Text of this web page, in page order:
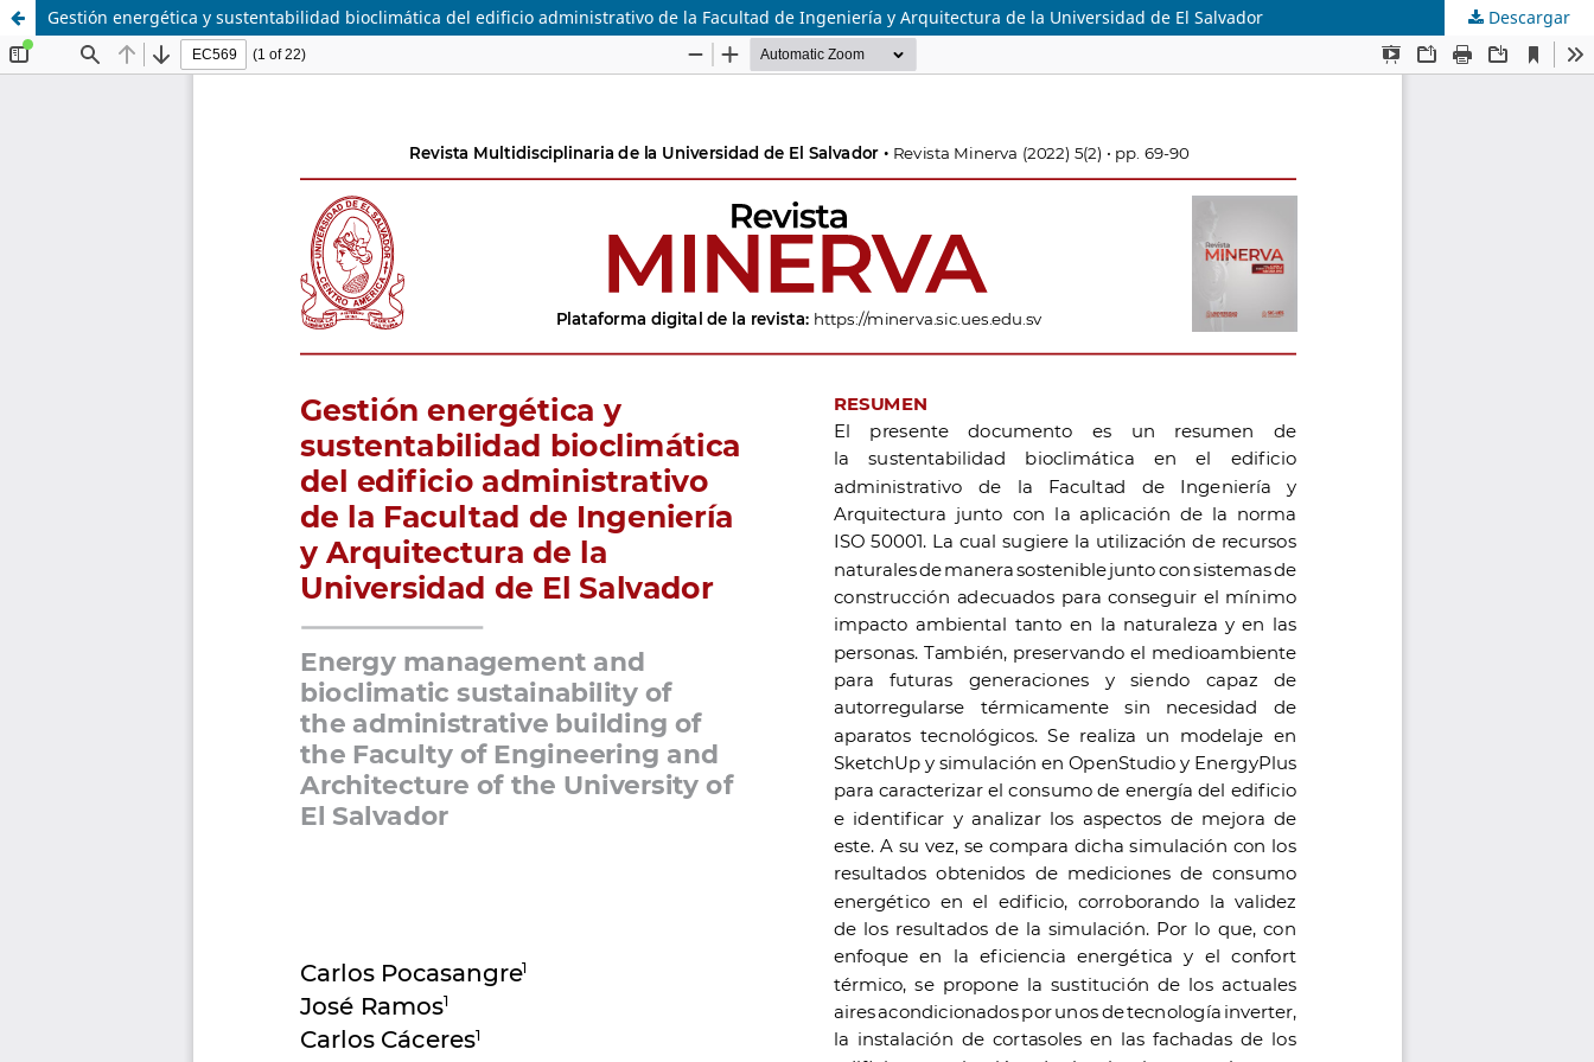
Gestión energética y sustentabilidad bioclimática del edificio administrativo de la Facultad de Ingeniería y Arquitectura de la Universidad de El Salvador Descargar